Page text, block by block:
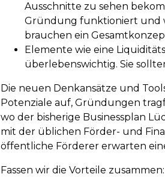
Ausschnitte zu sehen
Gründung funktioniert und
brauchen ein
Elemente wie eine
überlebenswichtig. Sie
Die neuen Denkansätze und
Potenziale auf, Gründungen
wo der bisherige Businessplan
mit der üblichen Förder- und
öffentliche Förderer erwarten
Fassen wir die Vorteile zusammen: